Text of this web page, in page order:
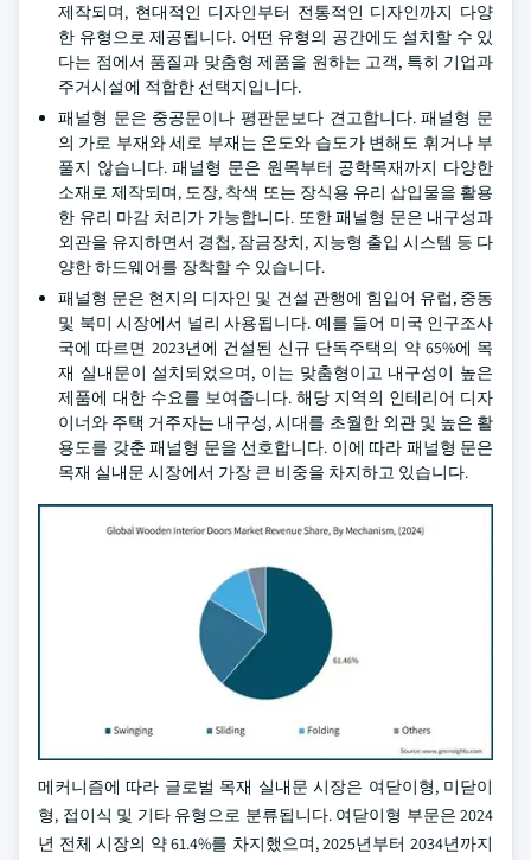
제작되며, 현대적인 디자인부터 전통적인 디자인까지 다양
한 유형으로 제공됩니다. 어떤 유형의 공간에도 설치할 수 있
다는 점에서 품질과 맞춤형 제품을 원하는 고객, 특히 기업과
주거시설에 적합한 선택지입니다.
패널형 문은 중공문이나 평판문보다 견고합니다. 패널형 문
의 가로 부재와 세로 부재는 온도와 습도가 변해도 휘거나 부
풀지 않습니다. 패널형 문은 원목부터 공학목재까지 다양한
소재로 제작되며, 도장, 착색 또는 장식용 유리 삽입물을 활용
한 유리 마감 처리가 가능합니다. 또한 패널형 문은 내구성과
외관을 유지하면서 경첩, 잠금장치, 지능형 출입 시스템 등 다
양한 하드웨어를 장착할 수 있습니다.
패널형 문은 현지의 디자인 및 건설 관행에 힘입어 유럽, 중동
및 북미 시장에서 널리 사용됩니다. 예를 들어 미국 인구조사
국에 따르면 2023년에 건설된 신규 단독주택의 약 65%에 목
재 실내문이 설치되었으며, 이는 맞춤형이고 내구성이 높은
제품에 대한 수요를 보여줍니다. 해당 지역의 인테리어 디자
이너와 주택 거주자는 내구성, 시대를 초월한 외관 및 높은 활
용도를 갖춘 패널형 문을 선호합니다. 이에 따라 패널형 문은
목재 실내문 시장에서 가장 큰 비중을 차지하고 있습니다.
메커니즘에 따라 글로벌 목재 실내문 시장은 여닫이형, 미닫이
형, 접이식 및 기타 유형으로 분류됩니다. 여닫이형 부문은 2024
년 전체 시장의 약 61.4%를 차지했으며, 2025년부터 2034년까지